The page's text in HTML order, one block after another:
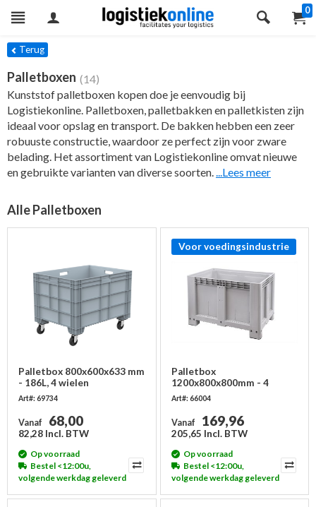
0
Terug
Palletboxen (14)
Kunststof palletboxen kopen doe je eenvoudig bij
Logistiekonline. Palletboxen, palletbakken en palletkisten zijn
ideaal voor opslag en transport. De bakken hebben een zeer
robuuste constructie, waardoor ze perfect zijn voor zware
belading. Het assortiment van Logistiekonline omvat nieuwe
en gebruikte varianten van diverse soorten....Lees meer
Alle Palletboxen
Palletbox 800x600x633 mm
- 186L, 4 wielen
Art#: 69734
Vanaf 68,00
82,28 Incl. BTW
Op voorraad
Bestel <12:00u,
volgende werkdag geleverd
Voor voedingsindustrie
Palletbox
1200x800x800mm - 4
poten, gesloten
Art#: 66004
Vanaf 169,96
205,65 Incl. BTW
Op voorraad
Bestel <12:00u,
volgende werkdag geleverd